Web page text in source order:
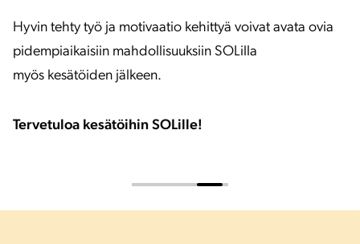
Hyvin tehty työ ja motivaatio kehittyä voivat avata ovia
pidempiaikaisiin mahdollisuuksiin SOLilla
myös kesätöiden jälkeen.
Tervetuloa kesätöihin SOLille!